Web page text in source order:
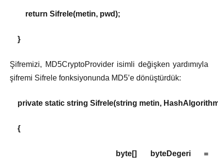
return Sifrele(metin, pwd);
}
Şifremizi, MD5CryptoProvider isimli değişken yardımıyla
şifremi Sifrele fonksiyonunda MD5’e dönüştürdük:
private static string Sifrele(string metin,
{
byte[] byteDegeri =